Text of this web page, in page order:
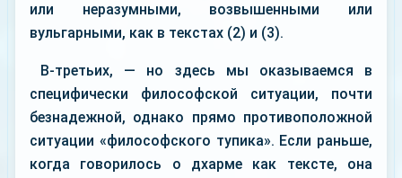
или неразумными, возвышенными или
вульгарными, как в текстах (2) и (3).
В-третьих, — но здесь мы оказываемся в
специфически философской ситуации, почти
безнадежной, однако прямо противоположной
ситуации «философского тупика». Если раньше,
когда говорилось о дхарме как тексте, она